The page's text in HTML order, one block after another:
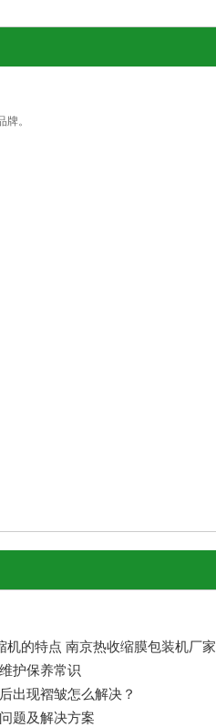
。
机的特点 南京热收缩膜包装机厂家
护保养常识
出现褶皱怎么解决？
题及解决方案